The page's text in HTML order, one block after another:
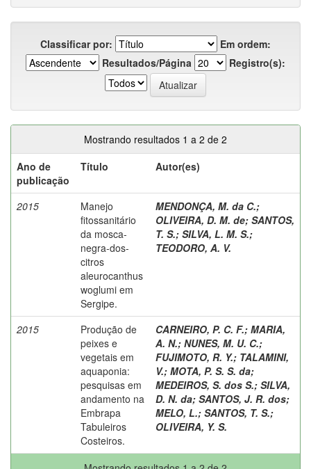
Classificar por:
Em ordem:
Resultados/Página
Registro(s):
Mostrando resultados 1 a 2 de 2
Ano de
publicação
Título Autor(es)
2015
Manejo
fitossanitário
da mosca-
negra-dos-
citros
aleurocanthus
woglumi em
Sergipe.
MENDONÇA, M. da C.;
OLIVEIRA, D. M. de; SANTOS,
T. S.; SILVA, L. M. S.;
TEODORO, A. V.
2015
Produção de
peixes e
vegetais em
aquaponia:
pesquisas em
andamento na
Embrapa
Tabuleiros
Costeiros.
CARNEIRO, P. C. F.; MARIA,
A. N.; NUNES, M. U. C.;
FUJIMOTO, R. Y.; TALAMINI,
V.; MOTA, P. S. S. da;
MEDEIROS, S. dos S.; SILVA,
D. N. da; SANTOS, J. R. dos;
MELO, L.; SANTOS, T. S.;
OLIVEIRA, Y. S.